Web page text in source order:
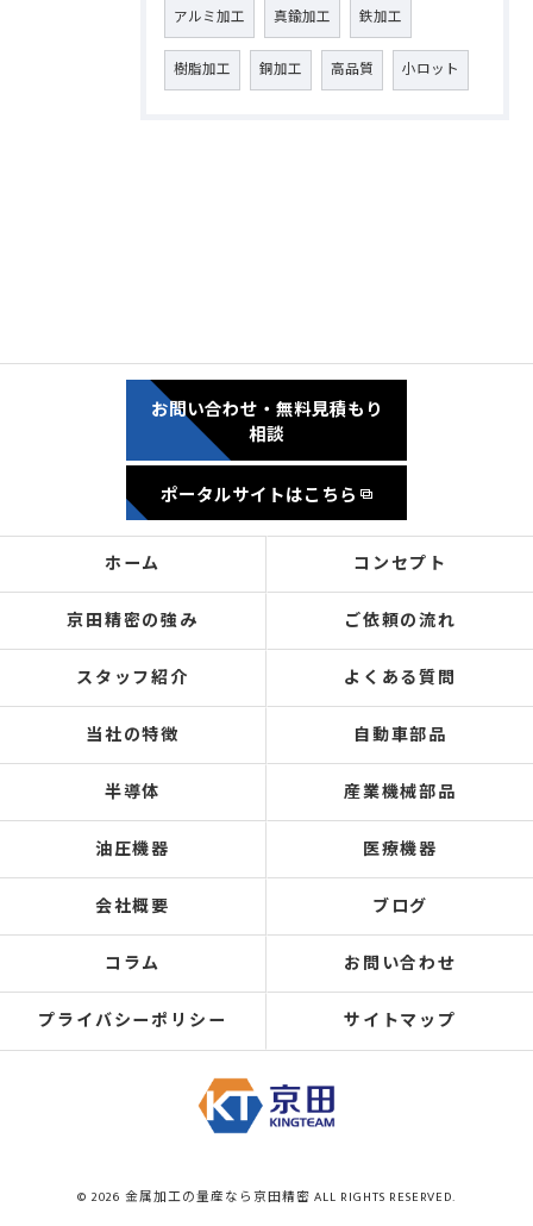
アルミ加工 真鍮加工 鉄加工
樹脂加工 銅加工 高品質 小ロット
お問い合わせ・無料見積もり
相談
ポータルサイトはこちら
ホーム コンセプト
京田精密の強み ご依頼の流れ
スタッフ紹介 よくある質問
当社の特徴 自動車部品
半導体 産業機械部品
油圧機器 医療機器
会社概要 ブログ
コラム お問い合わせ
プライバシーポリシー サイトマップ
© 2026 金属加工の量産なら京田精密 ALL RIGHTS RESERVED.